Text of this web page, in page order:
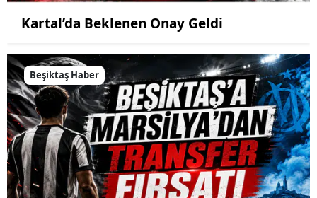
Kartal’da Beklenen Onay Geldi
Beşiktaş Haber